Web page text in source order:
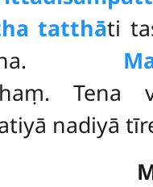
tatthāti
Tena
nadiyā